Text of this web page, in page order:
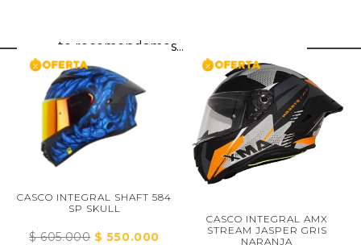
te recomendamos...
CASCO INTEGRAL SHAFT 584
SP SKULL
605.000El
$550.000El
CASCO INTEGRAL AMX
STREAM JASPER GRIS
NARANJA